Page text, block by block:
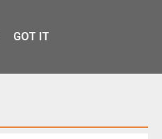
GOT IT